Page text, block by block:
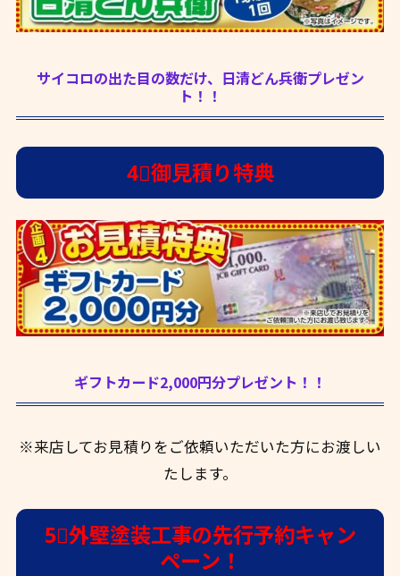
サイコロの出た目の数だけ、日清どん兵衛プレゼン
ト！！
4⃣御見積り特典
ギフトカード2,000円分プレゼント！！
※来店してお見積りをご依頼いただいた方にお渡しい
たします。
5⃣外壁塗装工事の先行予約キャン
ペーン！